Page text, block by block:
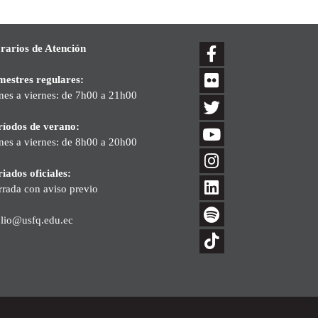
de Atención
regulares:
a viernes: de 7h00 a 21h00
de verano:
a viernes: de 8h00 a 20h00
oficiales:
con aviso previo